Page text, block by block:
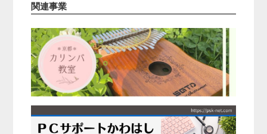
関連事業